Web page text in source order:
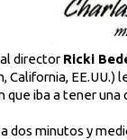
director Ricki
California, EE.UU.)
que iba a tener
dos minutos y